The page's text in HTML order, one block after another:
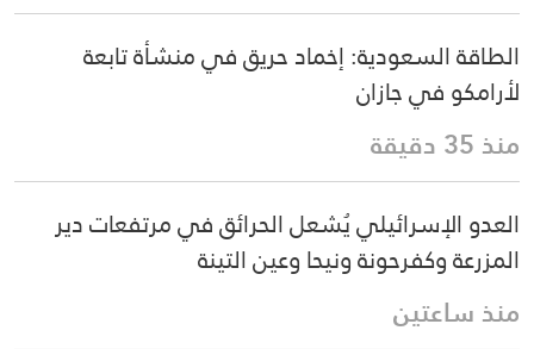
الطاقة السعودية: إخماد حريق في منشأة تابعة
لأرامكو في جازان
منذ 35 دقيقة
العدو الإسرائيلي يُشعل الحرائق في مرتفعات دير
المزرعة وكفرحونة ونيحا وعين التينة
منذ ساعتين